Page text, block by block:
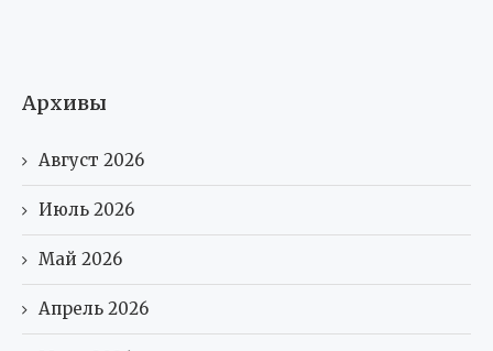
Архивы
Август 2026
Июль 2026
Май 2026
Апрель 2026